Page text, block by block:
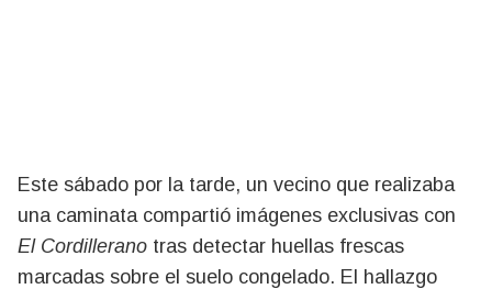
Este sábado por la tarde, un vecino que realizaba
una caminata compartió imágenes exclusivas con
El Cordillerano tras detectar huellas frescas
marcadas sobre el suelo congelado. El hallazgo